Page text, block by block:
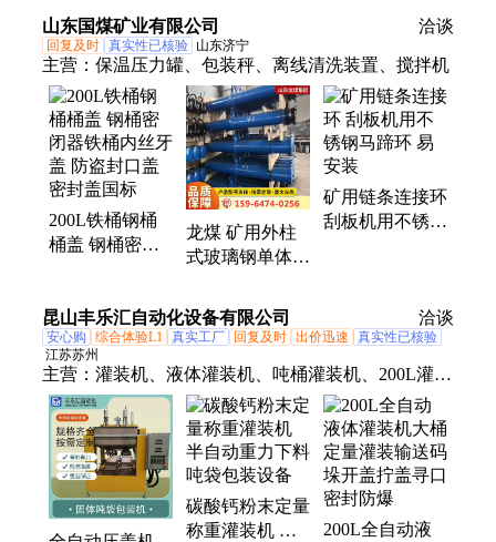
胶垫块可定制
山东国煤矿业有限公司 洽谈
回复及时 真实性已核验 山东济宁
主营： 保温压力罐、包装秤、离线清洗装置、搅拌机
200L铁桶钢桶
桶盖 钢桶密闭
盖国标
龙煤 矿用外柱
式玻璃钢单体液
进支护设备
矿用链条连接环
刮板机用不锈钢
昆山丰乐汇自动化设备有限公司 洽谈
安心购 综合体验L1 真实工厂 回复及时 出价迅速
真实性已核验
江苏苏州
主营： 灌装机、液体灌装机、吨桶灌装机、200L灌装
机、全自动灌装机、颗粒包装机、粉末包装机、吨袋
包装机
碳酸钙粉末定量
称重灌装机 半
200L全自动液